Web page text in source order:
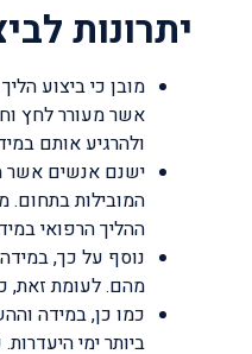
יתרונות
מובן כי ביצוע
אשר מעורר לחץ
ולהרגיע אותם
ישנם אנשים אשר
המובילות
ההליך הרפואי
נוסף על כך,
מהם. לעומת זאת,
כמו כן, במידה
ביותר ימי